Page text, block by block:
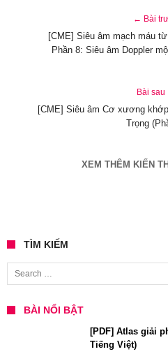
← Bài
[CME] Siêu âm mạch máu
Phần 8: Siêu âm Doppler
Bài
[CME] Siêu âm Cơ xương
Trọng
XEM THÊM KIẾN
TÌM KIẾM
Search for:
BÀI NỔI BẬT
[PDF] Atlas giải
Tiếng Việt)